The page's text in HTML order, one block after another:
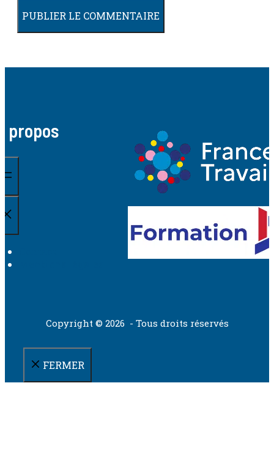
propos
Copyright © 2026 - Tous droits réservés
FERMER